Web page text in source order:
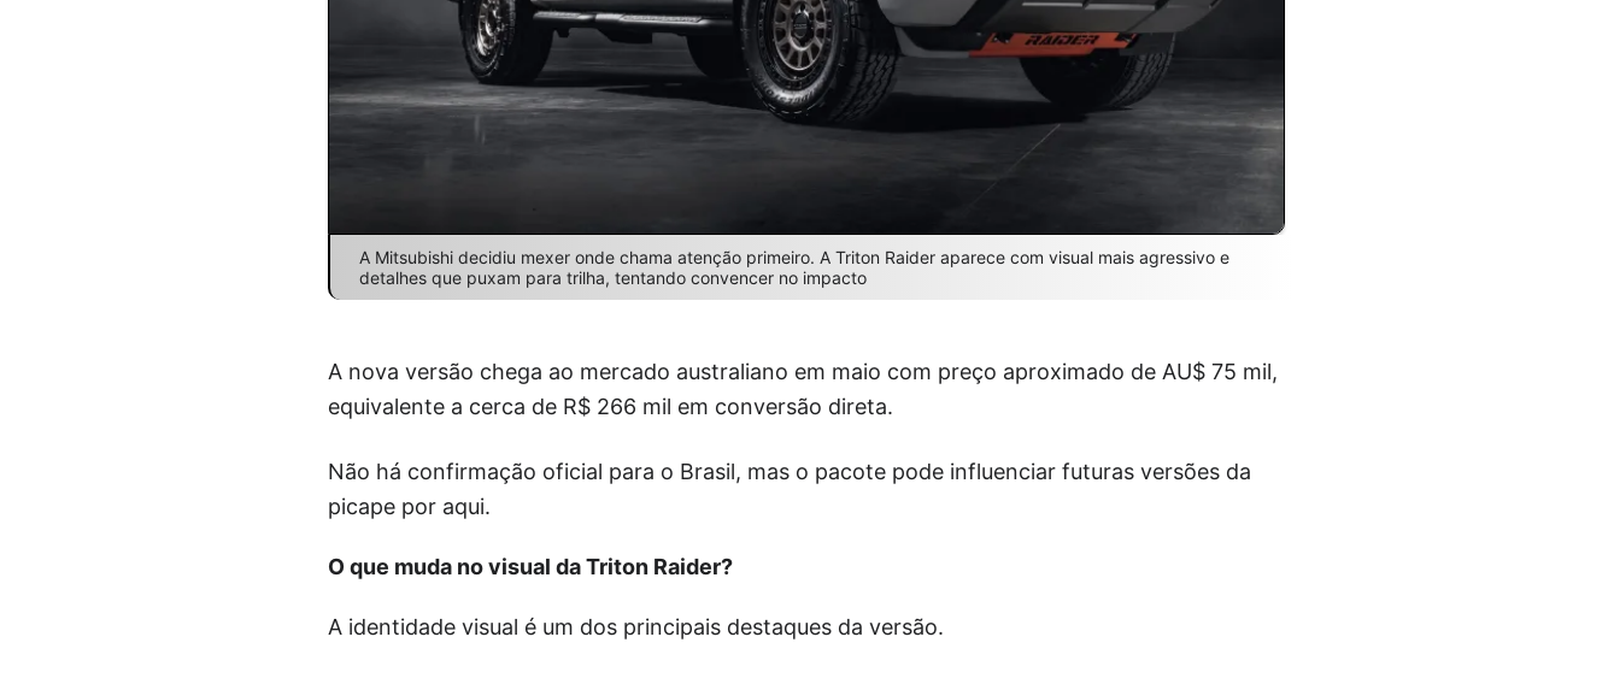
A Mitsubishi decidiu mexer onde chama atenção primeiro. A Triton Raider aparece com visual mais agressivo e
detalhes que puxam para trilha, tentando convencer no impacto
A nova versão chega ao mercado australiano em maio com preço aproximado de AU$ 75 mil,
equivalente a cerca de R$ 266 mil em conversão direta.
Não há confirmação oficial para o Brasil, mas o pacote pode influenciar futuras versões da
picape por aqui.
O que muda no visual da Triton Raider?
A identidade visual é um dos principais destaques da versão.